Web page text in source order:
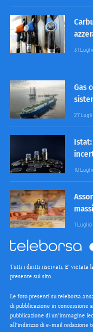
31
Gas
27
10
1
Tutti i diritti riservati. E’ vietata
presente sul sito.
Le foto presenti su
di pubblicazione in concessione
pubblicazione di un’immagine
all’indirizzo di e-mail redazione